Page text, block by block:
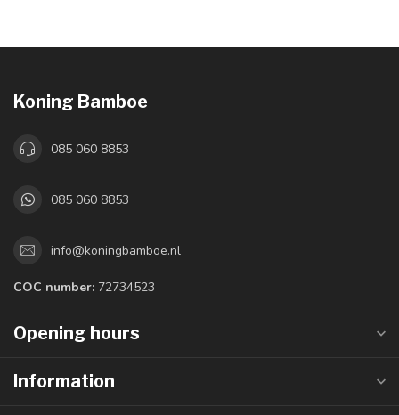
Koning Bamboe
085 060 8853
085 060 8853
info@koningbamboe.nl
COC number: 72734523
Opening hours
Information